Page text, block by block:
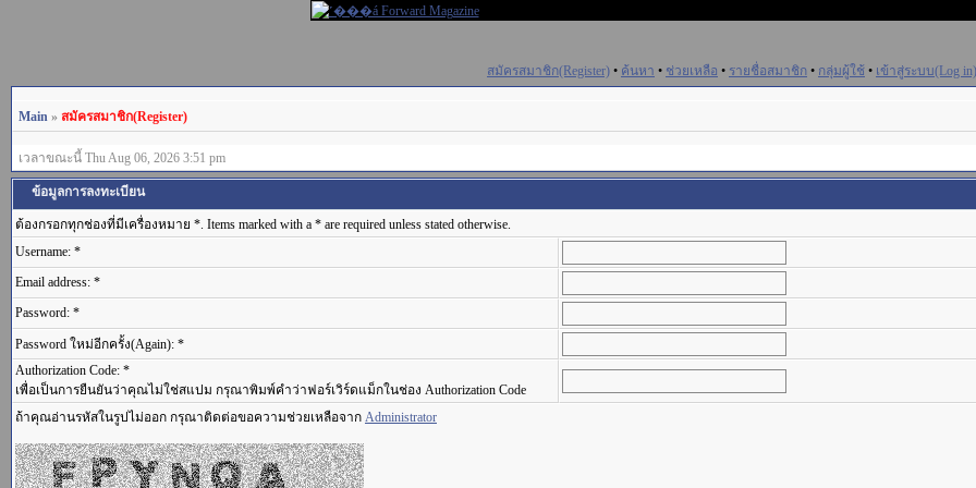
สมัครสมาชิก(Register) • ค้นหา • ช่วยเหลือ • รายชื่อสมาชิก • กลุ่มผู้ใช้ • เข้าสู่ระบบ(Log in)
Main » สมัครสมาชิก(Register)
เวลาขณะนี้ Thu Aug 06, 2026 3:51 pm
ข้อมูลการลงทะเบียน
ต้องกรอกทุกช่องที่มีเครื่องหมาย *. Items marked with a * are required unless stated otherwise.
Username: *
Email address: *
Password: *
Password ใหม่อีกครั้ง(Again): *
Authorization Code: *
เพื่อเป็นการยืนยันว่าคุณไม่ใช่สแปม กรุณาพิมพ์คำว่าฟอร์เวิร์ดแม็กในช่อง Authorization Code
ถ้าคุณอ่านรหัสในรูปไม่ออก กรุณาติดต่อขอความช่วยเหลือจาก Administrator